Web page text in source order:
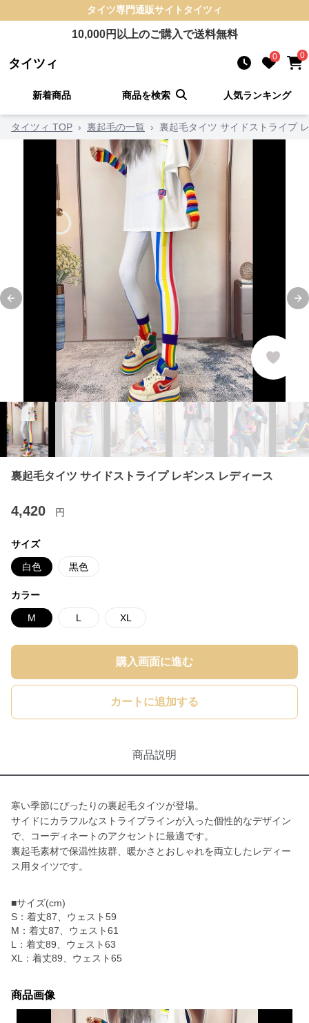
タイツ専門通販サイト タイツィ
10,000円以上のご購入で送料無料
タイツィ 0 0
新着商品 商品を検索 人気ランキング
タイツィ TOP › 裏起毛の一覧 › 裏起毛タイツ サイドストライプ
Previous slide
裏起毛タイツ サイドストライプ レギンス レディース
4,420 円
サイズ
白色 黒色
カラー
M L XL
購入画面に進む
カートに追加する
商品説明
寒い季節にぴったりの裏起毛タイツが登場。
サイドにカラフルなストライプラインが入った個性的なデザイン
で、コーディネートのアクセントに最適です。
裏起毛素材で保温性抜群、暖かさとおしゃれを両立したレディー
ス用タイツです。
■サイズ(cm)
S：着丈87、ウェスト59
M：着丈87、ウェスト61
L：着丈89、ウェスト63
XL：着丈89、ウェスト65
商品画像